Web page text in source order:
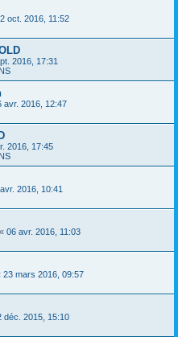
oct. 2016, 11:52
2016, 17:31
avr. 2016, 12:47
2016, 17:45
2016, 10:41
« 06 avr. 2016, 11:03
23 mars 2016, 09:57
déc. 2015, 15:10